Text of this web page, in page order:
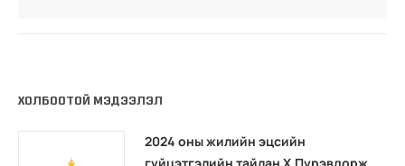
ХОЛБООТОЙ МЭДЭЭЛЭЛ
2024 оны жилийн эцсийн